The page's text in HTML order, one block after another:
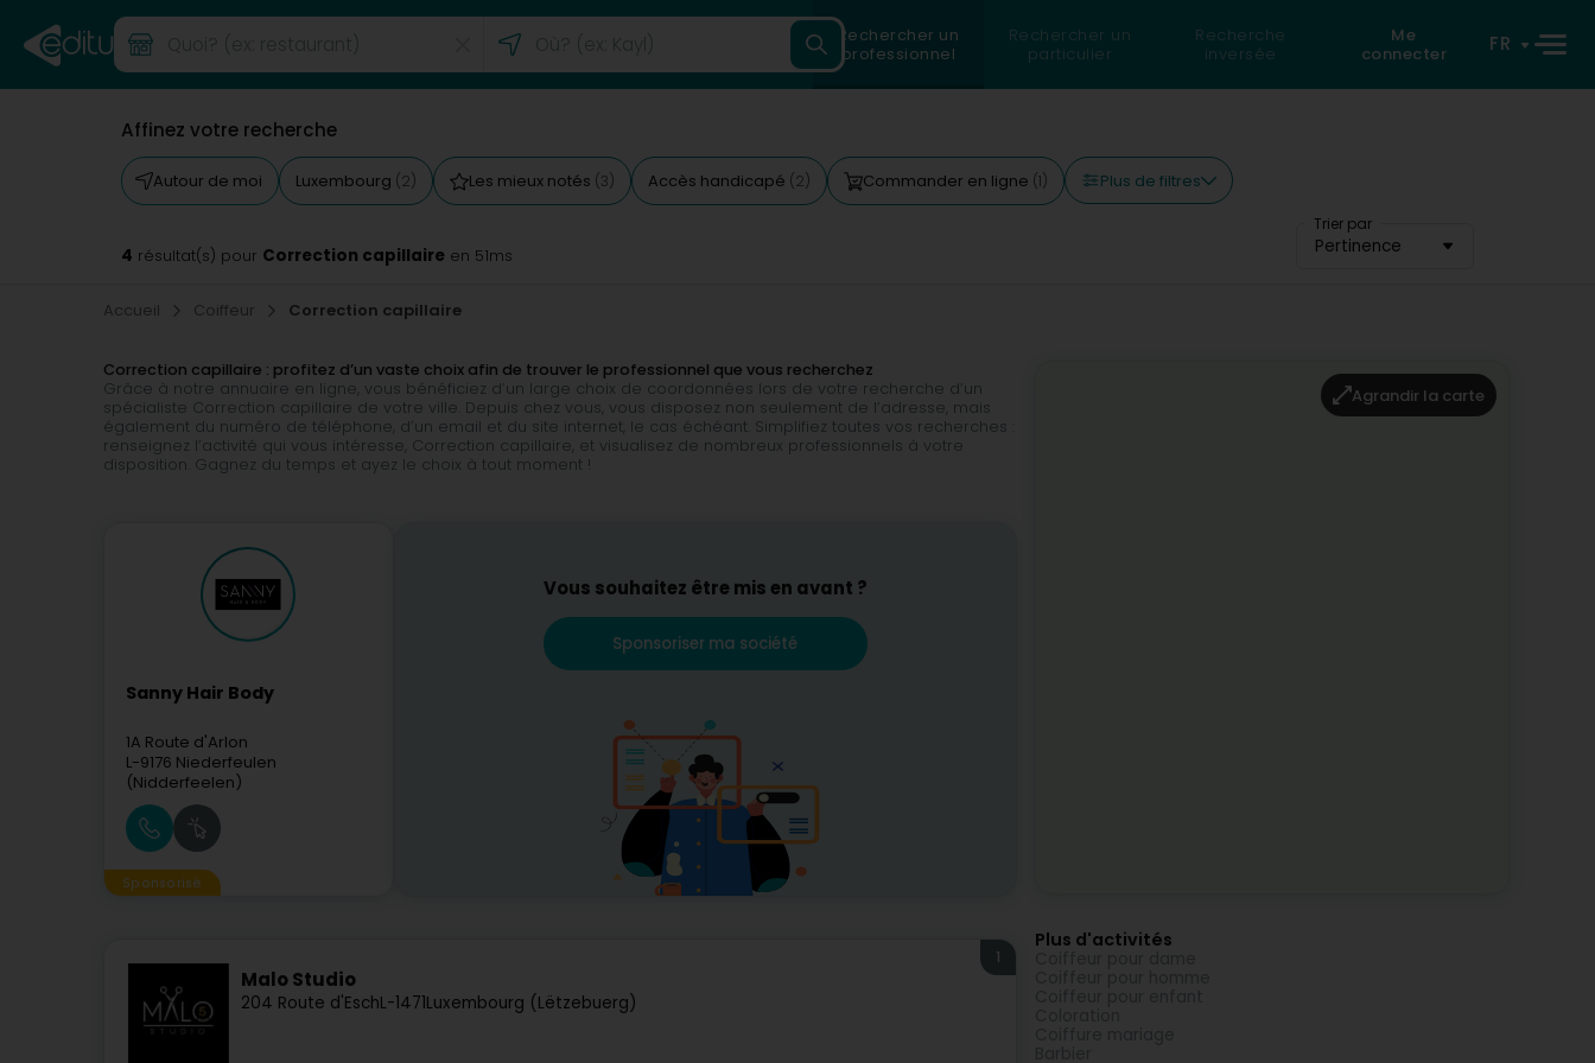
Rechercher un
professionnel
Rechercher un
particulier
Recherche
inversée
Me
connecter
FR
Affinez votre recherche
Autour de moi Luxembourg (2) Les mieux notés (3) Accès handicapé (2) Commander en ligne (1) Plus de filtres
Trier par
Pertinence
4 résultat(s) pour Correction capillaire en 51ms
Accueil Coiffeur Correction capillaire
Correction capillaire : profitez d’un vaste choix afin de trouver le professionnel que vous recherchez
Grâce à notre annuaire en ligne, vous bénéficiez d’un large choix de coordonnées lors de votre recherche d’un
spécialiste Correction capillaire de votre ville. Depuis chez vous, vous disposez non seulement de l’adresse, mais
également du numéro de téléphone, d’un email et du site internet, le cas échéant. Simplifiez toutes vos recherches :
renseignez l’activité qui vous intéresse, Correction capillaire, et visualisez de nombreux professionnels à votre
disposition. Gagnez du temps et ayez le choix à tout moment !
Sanny Hair Body
1A Route d'Arlon
L-9176 Niederfeulen
(Nidderfeelen)
Sponsorisé
Vous souhaitez être mis en avant ?
Sponsoriser ma société
Malo Studio
204 Route d'EschL-1471Luxembourg (Lëtzebuerg)
1
Agrandir la carte
Plus d'activités